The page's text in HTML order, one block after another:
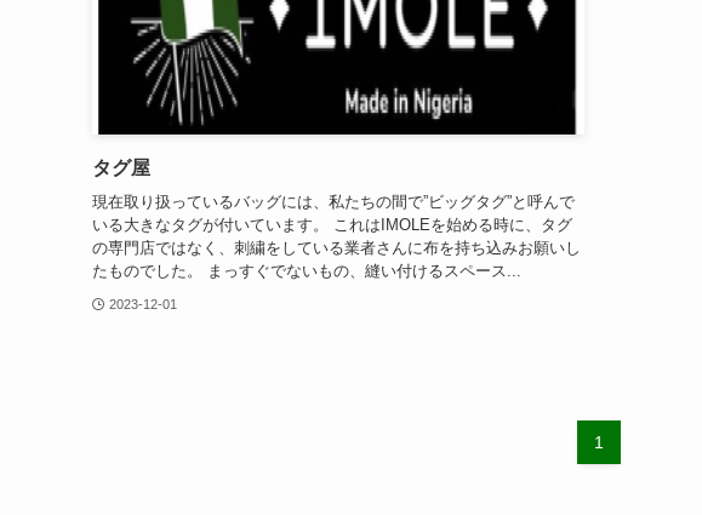
タグ屋
現在取り扱っているバッグには、私たちの間で”ビッグタグ”と呼んで
いる大きなタグが付いています。 これはIMOLEを始める時に、タグ
の専門店ではなく、刺繍をしている業者さんに布を持ち込みお願いし
たものでした。 まっすぐでないもの、縫い付けるスペース...
2023-12-01
1